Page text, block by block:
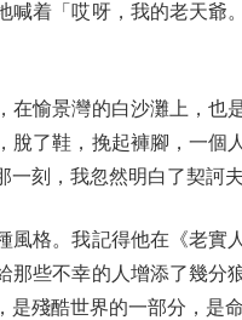
着「哎呀，我的老天爺
景灣的白沙灘上，也
脫了鞋，挽起褲腳，一
刻，我忽然明白了契訶
格。我記得他在《老實
那些不幸的人增添了幾
殘酷世界的一部分，是